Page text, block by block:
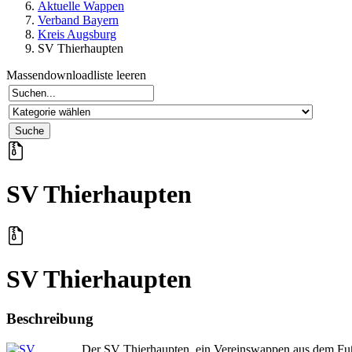
Aktuelle Wappen
Verband Bayern
Kreis Augsburg
SV Thierhaupten
Massendownloadliste leeren
SV Thierhaupten
SV Thierhaupten
Beschreibung